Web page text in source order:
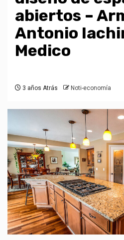
abiertos –
Antonio
Medico
3 años Atrás Noti-economía